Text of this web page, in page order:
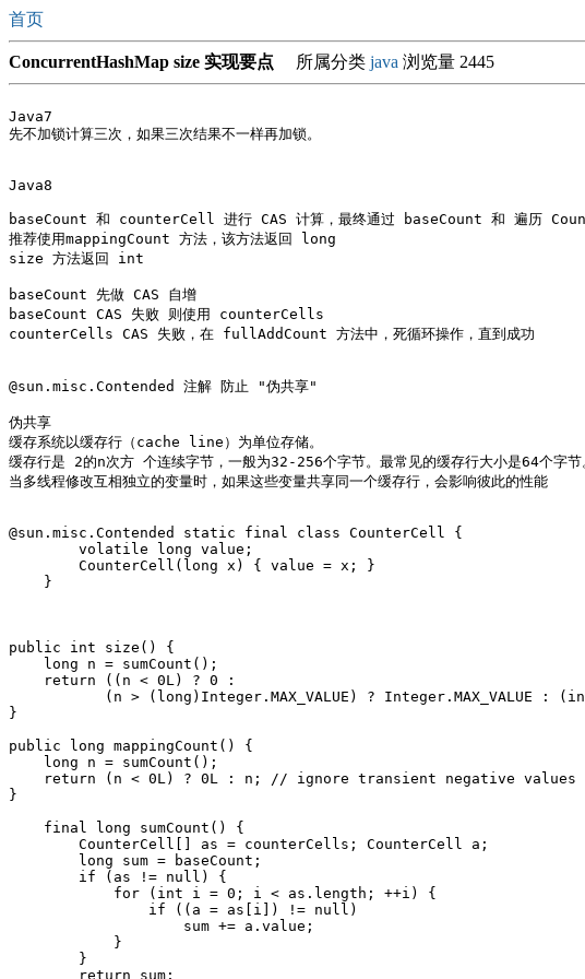
首页
ConcurrentHashMap size 实现要点 所属分类 java 浏览量 2445
Java7
先不加锁计算三次，如果三次结果不一样再加锁。
Java8
baseCount 和 counterCell 进行 CAS 计算，最终通过 baseCount 和 遍历
推荐使用mappingCount 方法，该方法返回 long
size 方法返回 int
baseCount 先做 CAS 自增
baseCount CAS 失败 则使用 counterCells
counterCells CAS 失败，在 fullAddCount 方法中，死循环操作，直到成功
@sun.misc.Contended 注解 防止 "伪共享"
伪共享
缓存系统以缓存行（cache line）为单位存储。
缓存行是 2的n次方 个连续字节，一般为32-256个字节。最常见的缓存行大小是64个字节
当多线程修改互相独立的变量时，如果这些变量共享同一个缓存行，会影响彼此的性能
@sun.misc.Contended static final class CounterCell {
        volatile long value;
        CounterCell(long x) { value = x; }
    }
public int size() {
long n = sumCount();
return ((n < 0L) ? 0 :
(n > (long)Integer.MAX_VALUE) ? Integer.MAX_VALUE :
}
public long mappingCount() {
    long n = sumCount();
    return (n < 0L) ? 0L : n; // ignore transient negative values
}
    final long sumCount() {
        CounterCell[] as = counterCells; CounterCell a;
        long sum = baseCount;
        if (as != null) {
            for (int i = 0; i < as.length; ++i) {
                if ((a = as[i]) != null)
                    sum += a.value;
            }
        }
        return sum;